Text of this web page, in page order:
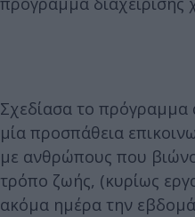
Σχεδίασα το
μία προσπάθεια
με ανθρώπους που
τρόπο ζωής, (κυρίως
ακόμα ημέρα την